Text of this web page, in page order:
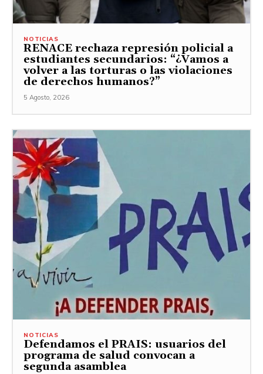
NOTICIAS
RENACE rechaza represión policial a
estudiantes secundarios: “¿Vamos a
volver a las torturas o las violaciones
de derechos humanos?”
5 Agosto, 2026
NOTICIAS
Defendamos el PRAIS: usuarios del
programa de salud convocan a
segunda asamblea